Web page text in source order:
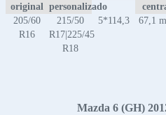
original
personalizado
205/60
R16
215/50
R17|225/45
R18
5*114,3 67,1
Mazda 6 (GH)